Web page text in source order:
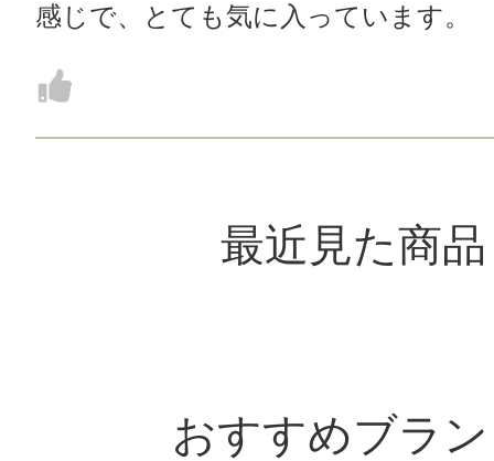
感じで、とても気に入っています。
最近見た商品
おすすめブラ